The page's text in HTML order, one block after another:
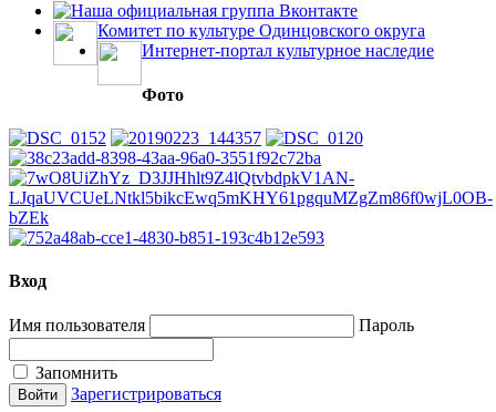
Наша официальная группа Вконтакте
Комитет по культуре Одинцовского округа
Интернет-портал культурное наследие
Фото
Вход
Имя пользователя Пароль
Запомнить
Зарегистрироваться